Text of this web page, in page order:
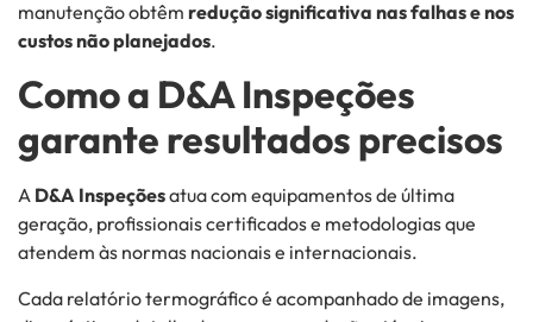
manutenção obtêm redução significativa nas falhas e nos
custos não planejados.
Como a D&A Inspeções
garante resultados precisos
A D&A Inspeçõesatua com equipamentos de última
geração, profissionais certificados e metodologias que
atendem às normas nacionais e internacionais.
Cada relatório termográfico é acompanhado de imagens,